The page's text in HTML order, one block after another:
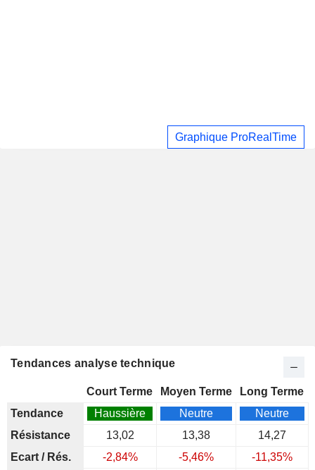
Graphique ProRealTime
Tendances analyse technique
Court Terme Moyen Terme
Long Terme
Tendance
Haussière Neutre
Neutre
Résistance
13,02 13,38
14,27
Ecart / Rés.
-2,84% -5,46%
-11,35%